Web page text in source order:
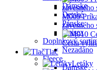
Dámske
Detské
Pánske
Unisex
Doplnkový
Nezadáno
Fleece
Dámske
M009
závesného
Cesta
Tlač
Letáky